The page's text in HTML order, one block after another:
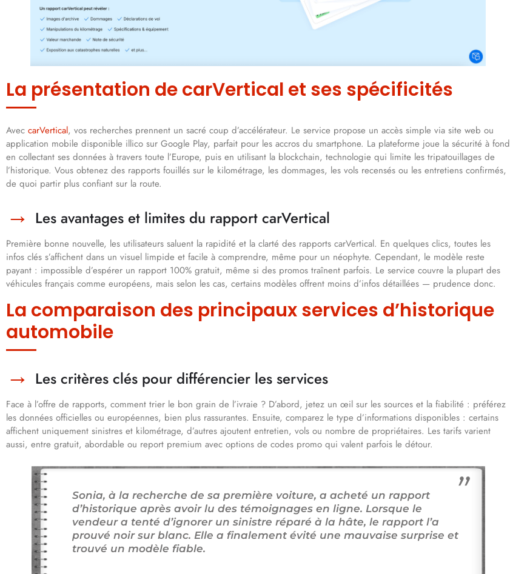
La présentation de carVertical et ses spécificités
Avec carVertical, vos recherches prennent un sacré coup d’accélérateur. Le service propose un accès simple via site web ou
application mobile disponible illico sur Google Play, parfait pour les accros du smartphone. La plateforme joue la sécurité à fond
en collectant ses données à travers toute l’Europe, puis en utilisant la blockchain, technologie qui limite les tripatouillages de
l’historique. Vous obtenez des rapports fouillés sur le kilométrage, les dommages, les vols recensés ou les entretiens confirmés,
de quoi partir plus confiant sur la route.
Les avantages et limites du rapport carVertical
Première bonne nouvelle, les utilisateurs saluent la rapidité et la clarté des rapports carVertical. En quelques clics, toutes les
infos clés s’affichent dans un visuel limpide et facile à comprendre, même pour un néophyte. Cependant, le modèle reste
payant : impossible d’espérer un rapport 100% gratuit, même si des promos traînent parfois. Le service couvre la plupart des
véhicules français comme européens, mais selon les cas, certains modèles offrent moins d’infos détaillées — prudence donc.
La comparaison des principaux services d’historique
automobile
Les critères clés pour différencier les services
Face à l’offre de rapports, comment trier le bon grain de l’ivraie ? D’abord, jetez un œil sur les sources et la fiabilité : préférez
les données officielles ou européennes, bien plus rassurantes. Ensuite, comparez le type d’informations disponibles : certains
affichent uniquement sinistres et kilométrage, d’autres ajoutent entretien, vols ou nombre de propriétaires. Les tarifs varient
aussi, entre gratuit, abordable ou report premium avec options de codes promo qui valent parfois le détour.
Sonia, à la recherche de sa première voiture, a acheté un rapport
d’historique après avoir lu des témoignages en ligne. Lorsque le
vendeur a tenté d’ignorer un sinistre réparé à la hâte, le rapport l’a
prouvé noir sur blanc. Elle a finalement évité une mauvaise surprise et
trouvé un modèle fiable.